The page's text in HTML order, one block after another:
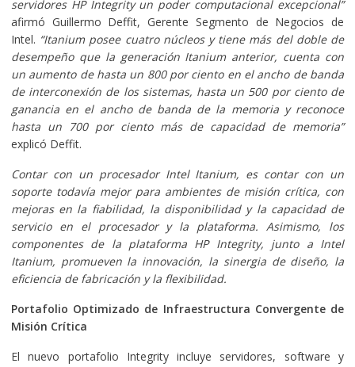
servidores HP Integrity un poder computacional excepcional”
afirmó Guillermo Deffit, Gerente Segmento de Negocios de
Intel. “Itanium posee cuatro núcleos y tiene más del doble de
desempeño que la generación Itanium anterior, cuenta con
un aumento de hasta un 800 por ciento en el ancho de banda
de interconexión de los sistemas, hasta un 500 por ciento de
ganancia en el ancho de banda de la memoria y reconoce
hasta un 700 por ciento más de capacidad de memoria”
explicó Deffit.
Contar con un procesador Intel Itanium, es contar con un
soporte todavía mejor para ambientes de misión crítica, con
mejoras en la fiabilidad, la disponibilidad y la capacidad de
servicio en el procesador y la plataforma. Asimismo, los
componentes de la plataforma HP Integrity, junto a Intel
Itanium, promueven la innovación, la sinergia de diseño, la
eficiencia de fabricación y la flexibilidad.
Portafolio Optimizado de Infraestructura Convergente de
Misión Crítica
El nuevo portafolio Integrity incluye servidores, software y